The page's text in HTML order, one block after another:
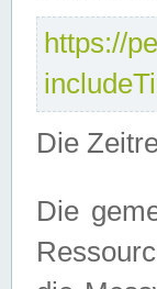
https://
Die
Die